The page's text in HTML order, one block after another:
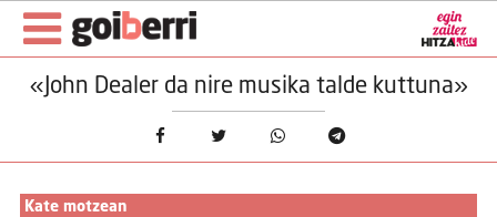
«John Dealer da nire musika talde kuttuna»
Kate motzean